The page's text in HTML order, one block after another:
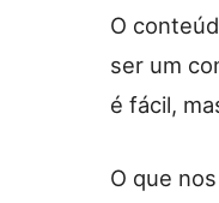
O
ser um
é fácil,
O que